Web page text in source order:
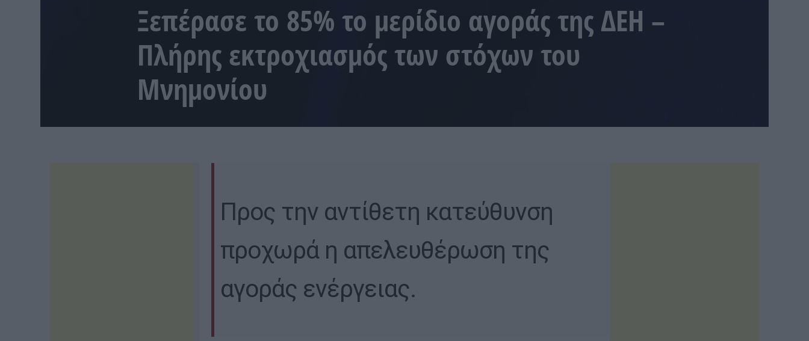
Ξεπέρασε το 85% το μερίδιο αγοράς της ΔΕΗ –
Πλήρης εκτροχιασμός των στόχων του
Μνημονίου
Προς την αντίθετη κατεύθυνση
προχωρά η απελευθέρωση της
αγοράς ενέργειας.